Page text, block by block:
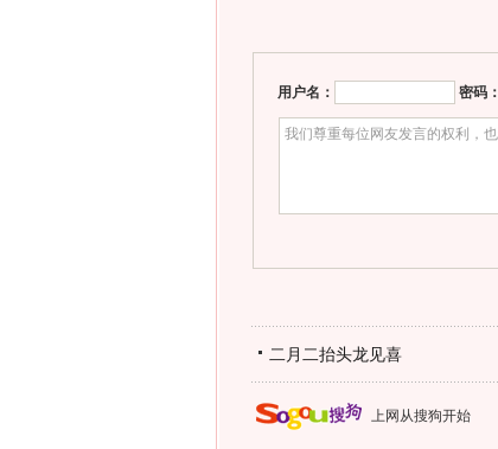
用户名： 密码：
二月二抬头龙见喜
上网从搜狗开始